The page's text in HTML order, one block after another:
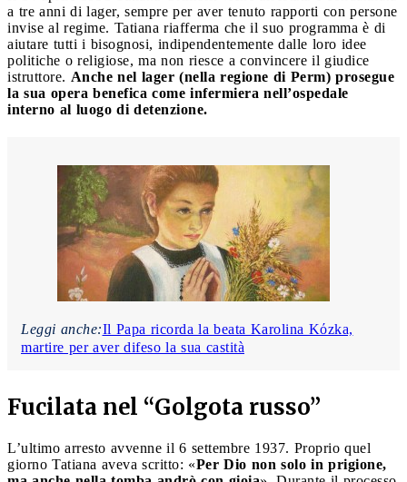
a tre anni di lager, sempre per aver tenuto rapporti con persone
invise al regime. Tatiana riafferma che il suo programma è di
aiutare tutti i bisognosi, indipendentemente dalle loro idee
politiche o religiose, ma non riesce a convincere il giudice
istruttore. Anche nel lager (nella regione di Perm) prosegue
la sua opera benefica come infermiera nell’ospedale
interno al luogo di detenzione.
Leggi anche:Il Papa ricorda la beata Karolina Kόzka,
martire per aver difeso la sua castità
Fucilata nel “Golgota russo”
L’ultimo arresto avvenne il 6 settembre 1937. Proprio quel
giorno Tatiana aveva scritto: «Per Dio non solo in prigione,